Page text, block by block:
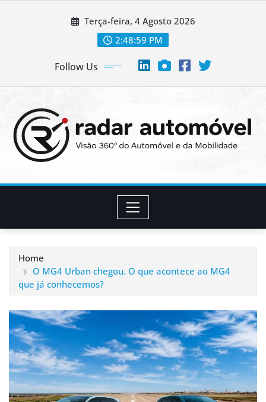
Terça-feira, 4 Agosto 2026
2:49:00 PM
Follow Us
Home
O MG4 Urban chegou. O que acontece ao MG4
que já conhecemos?